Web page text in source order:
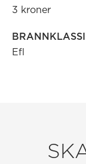
3 kroner
Efl